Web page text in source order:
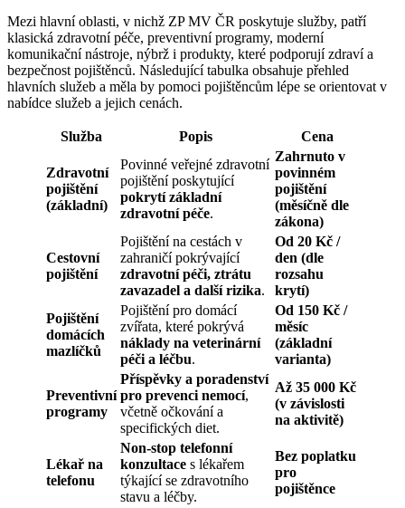
Mezi hlavní oblasti, v nichž ZP MV ČR poskytuje služby, patří
klasická zdravotní péče, preventivní programy, moderní
komunikační nástroje, nýbrž i produkty, které podporují zdraví a
bezpečnost pojištěnců. Následující tabulka obsahuje přehled
hlavních služeb a měla by pomoci pojištěncům lépe se orientovat v
nabídce služeb a jejich cenách.
Služba Popis Cena
Zdravotní
pojištění
(základní)
Povinné veřejné zdravotní
pojištění poskytující
pokrytí základní
zdravotní péče.
Zahrnuto v
povinném
pojištění
(měsíčně dle
zákona)
Cestovní
pojištění
Pojištění na cestách v
zahraničí pokrývající
zdravotní péči, ztrátu
zavazadel a další rizika.
Od 20 Kč /
den (dle
rozsahu
krytí)
Pojištění
domácích
mazlíčků
Pojištění pro domácí
zvířata, které pokrývá
náklady na veterinární
péči a léčbu.
Od 150 Kč /
měsíc
(základní
varianta)
Preventivní
programy
Příspěvky a poradenství
pro prevenci nemocí,
včetně očkování a
specifických diet.
Až 35 000 Kč
(v závislosti
na aktivitě)
Lékař na
telefonu
Non-stop telefonní
konzultace s lékařem
týkající se zdravotního
stavu a léčby.
Bez poplatku
pro
pojištěnce